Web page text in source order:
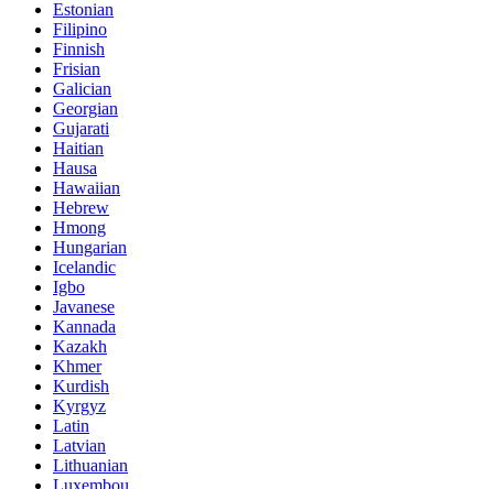
Estonian
Filipino
Finnish
Frisian
Galician
Georgian
Gujarati
Haitian
Hausa
Hawaiian
Hebrew
Hmong
Hungarian
Icelandic
Igbo
Javanese
Kannada
Kazakh
Khmer
Kurdish
Kyrgyz
Latin
Latvian
Lithuanian
Luxembou..